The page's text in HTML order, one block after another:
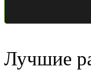
Лучшие